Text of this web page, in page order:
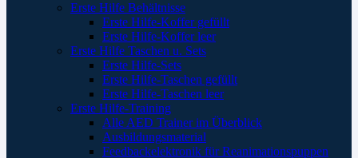
Erste Hilfe Behältnisse
Erste Hilfe-Koffer gefüllt
Erste Hilfe-Koffer leer
Erste Hilfe Taschen u. Sets
Erste Hilfe-Sets
Erste Hilfe-Taschen gefüllt
Erste Hilfe-Taschen leer
Erste Hilfe-Training
Alle AED Trainer im Überblick
Ausbildungsmaterial
Feedbackelektronik für Reanimationspuppen